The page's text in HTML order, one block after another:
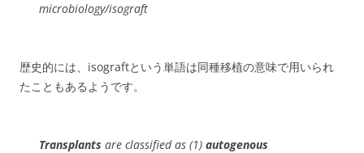
microbiology/isograft
歴史的には、isograftという単語は同種移植の意味で用いられ
たこともあるようです。
Transplants are classified as (1) autogenous